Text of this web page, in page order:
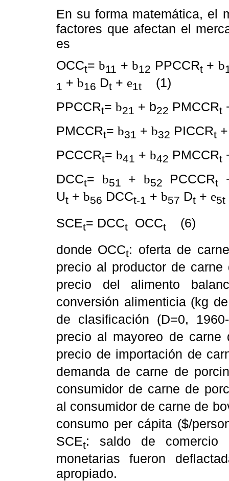
En su forma matemática, el
factores que afectan el
es
OCCt=b11 +b12 PPCCRt+ b
1 + b16 Dt + e1t
(1)
PPCCRt= b21 + b22 PMCCRt
PMCCRt= b31 + b32 PICCRt
PCCCRt= b41 + b42 PMCCRt
DCCt= b51 + b52 PCCCRt
Ut + b56 DCCt-1 + b57 Dt + e5t
SCEt= DCCt  OCCt
(6)
donde OCCt: oferta de
precio al productor de
precio del alimento
conversión alimenticia (kg
de clasificación (D=0,
precio al mayoreo de carne
precio de importación de
demanda de carne de
consumidor de carne de
al consumidor de carne de
consumo per cápita ($/
SCEt: saldo de comercio
monetarias fueron
apropiado.